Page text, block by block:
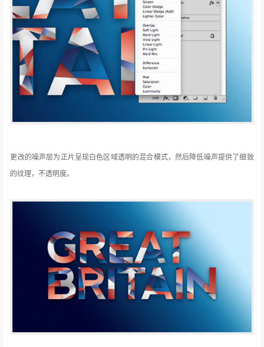
更改的噪声层为正片呈现白色区域透明的混合模式，然后降低噪声提供了细致
的纹理，不透明度。